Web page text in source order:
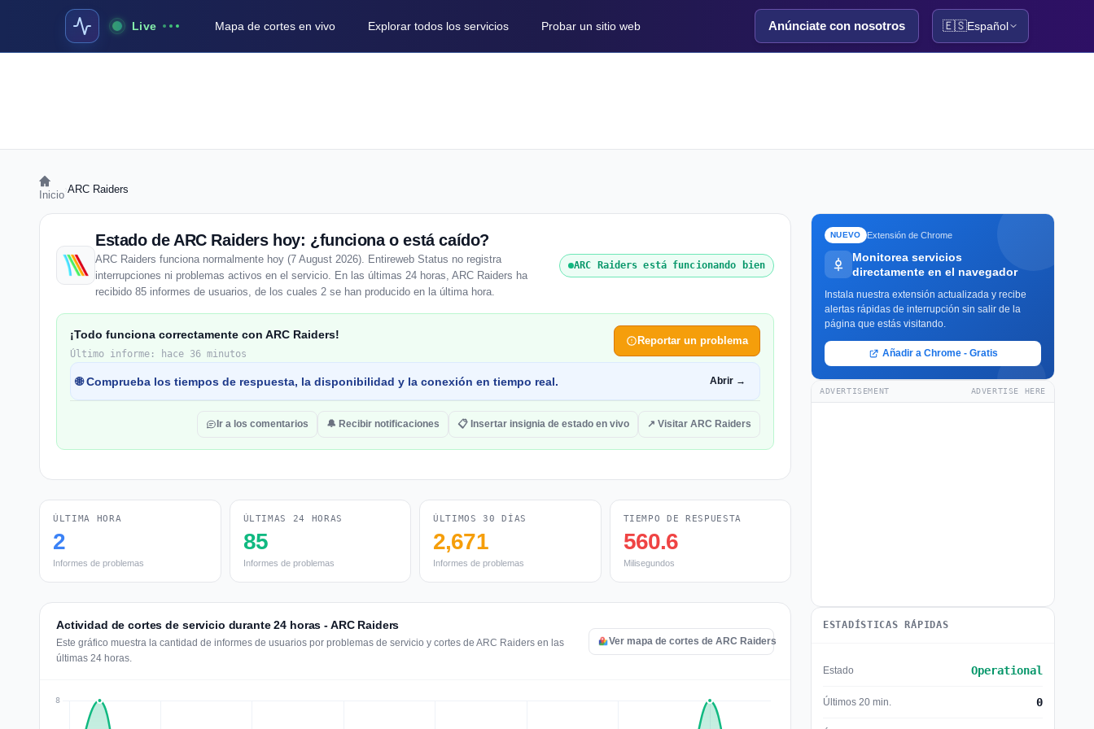
Live Mapa de cortes en vivo Explorar todos los servicios Probar un sitio web Anúnciate con nosotros 🇪🇸Español
Inicio ARC Raiders
Estado de ARC Raiders hoy: ¿funciona o está caído?
ARC Raiders funciona normalmente hoy (7 August 2026). Entireweb Status no registra
interrupciones ni problemas activos en el servicio. En las últimas 24 horas, ARC Raiders ha
recibido 85 informes de usuarios, de los cuales 2 se han producido en la última hora.
ARC Raiders está funcionando bien
¡Todo funciona correctamente con ARC Raiders!
Último informe: hace 36 minutos
Reportar un problema
🌐 Comprueba los tiempos de respuesta, la disponibilidad y la conexión en tiempo real. Abrir →
Ir a los comentarios 🔔 Recibir notificaciones 📋 Insertar insignia de estado en vivo ↗ Visitar ARC Raiders
ÚLTIMA HORA
2
Informes de problemas
ÚLTIMAS 24 HORAS
85
Informes de problemas
ÚLTIMOS 30 DÍAS
2,671
Informes de problemas
TIEMPO DE RESPUESTA
560.6
Milisegundos
Actividad de cortes de servicio durante 24 horas - ARC Raiders
Este gráfico muestra la cantidad de informes de usuarios por problemas de servicio y cortes de ARC Raiders en las
últimas 24 horas.
Ver mapa de cortes de ARC Raiders
NUEVO Extensión de Chrome
Monitorea servicios
directamente en el navegador
Instala nuestra extensión actualizada y recibe
alertas rápidas de interrupción sin salir de la
página que estás visitando.
Añadir a Chrome - Gratis
ADVERTISEMENT ADVERTISE HERE
ESTADÍSTICAS RÁPIDAS
Estado Operational
Últimos 20 min. 0